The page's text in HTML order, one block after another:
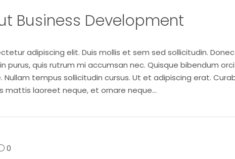
Business Development
adipiscing elit. Duis mollis et sem sed sollicitudin.
purus, quis rutrum mi accumsan nec. Quisque bibendum
tempus sollicitudin cursus. Ut et adipiscing erat.
mattis laoreet neque, et ornare neque...
0